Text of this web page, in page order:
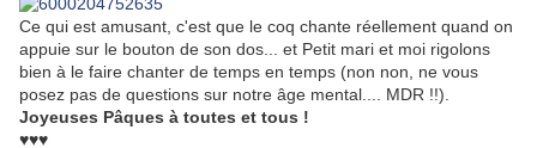
Ce qui est amusant, c'est que le coq chante réellement quand on
appuie sur le bouton de son dos... et Petit mari et moi rigolons
bien à le faire chanter de temps en temps (non non, ne vous
posez pas de questions sur notre âge mental.... MDR !!).
Joyeuses Pâques à toutes et tous !
♥♥♥